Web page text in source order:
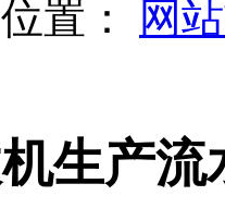
置：
网
生产流